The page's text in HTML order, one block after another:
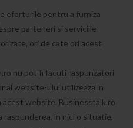
eforturile pentru a furniza
parteneri si serviciile
ori de cate ori acest
nu pot fi facuti raspunzatori
al website-ului utilizeaza in
website. Businesstalk.ro
raspunderea, in nici o situatie,